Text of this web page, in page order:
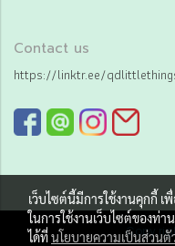
Contact us
https://linktr.ee/
Copy
เว็บไซต์นี้มีการใช้งานคุกกี้
ในการใช้งานเว็บไซต์ของท่
ได้ที่นโยบายความเป็นส่วนตั